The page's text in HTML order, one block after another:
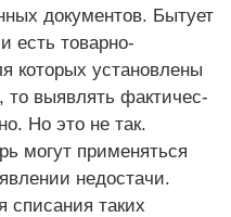
документов. Бытует
есть товарно-
которых установлены
то выявлять фактичес­
Но это не так.
могут применяться
недостачи.
списания таких